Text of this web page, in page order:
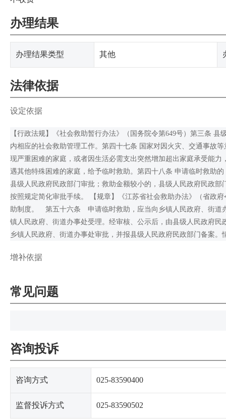
办理结果
办理结果类型 其他
法律依据
设定依据
【行政法规】《社会救助暂行办法》（国务院令第649号）第三条
内相应的社会救助管理工作。第四十七条 国家对因火灾、交通事故
现严重困难的家庭，或者因生活必需支出突然增加超出家庭承受能
遇其他特殊困难的家庭，给予临时救助。第四十八条 申请临时救助
县级人民政府民政部门审批；救助金额较小的，县级人民政府民政
按照规定简化审批手续。 【规章】《江苏省社会救助办法》（省政
助制度。 第五十六条 申请临时救助，应当向乡镇人民政府、街道
镇人民政府、街道办事处受理。经审核、公示后，由县级人民政府
乡镇人民政府、街道办事处审批，并报县级人民政府民政部门备案
增补依据
常见问题
咨询投诉
咨询方式 025-83590400
监督投诉方式 025-83590502